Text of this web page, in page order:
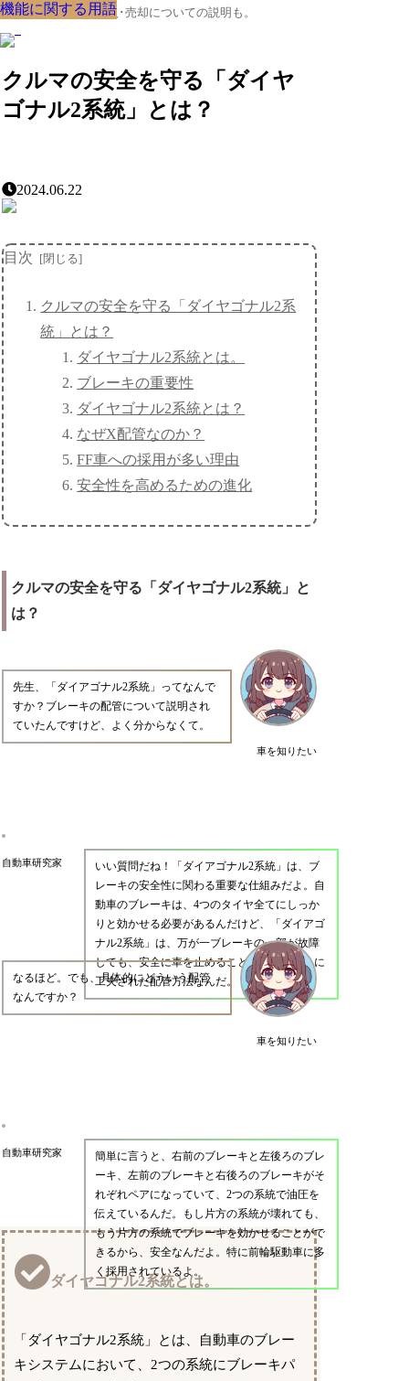
クルマの大辞典、購入･売却についての説明も。
クルマの安全を守る「ダイヤ
ゴナル2系統」とは？
機能に関する用語
2024.06.22
目次
クルマの安全を守る「ダイヤゴナル2系
統」とは？
ダイヤゴナル2系統とは。
ブレーキの重要性
ダイヤゴナル2系統とは？
なぜX配管なのか？
FF車への採用が多い理由
安全性を高めるための進化
クルマの安全を守る「ダイヤゴナル2系統」と
は？
車を知りたい
先生、「ダイアゴナル2系統」ってなんで
すか？ブレーキの配管について説明され
ていたんですけど、よく分からなくて。
自動車研究家
いい質問だね！「ダイアゴナル2系統」は、ブ
レーキの安全性に関わる重要な仕組みだよ。自
動車のブレーキは、4つのタイヤ全てにしっか
りと効かせる必要があるんだけど、「ダイアゴ
ナル2系統」は、万が一ブレーキの一部が故障
しても、安全に車を止めることができるように
工夫された配管方法なんだ。
車を知りたい
なるほど。でも、具体的にどういう配管
なんですか？
自動車研究家
簡単に言うと、右前のブレーキと左後ろのブレ
ーキ、左前のブレーキと右後ろのブレーキがそ
れぞれペアになっていて、2つの系統で油圧を
伝えているんだ。もし片方の系統が壊れても、
もう片方の系統でブレーキを効かせることがで
きるから、安全なんだよ。特に前輪駆動車に多
く採用されているよ。
ダイヤゴナル2系統とは。
「ダイヤゴナル2系統」とは、自動車のブレー
キシステムにおいて、2つの系統にブレーキパ
機能に関する用語
機能に関する用語
機能に関する用語
機能に関する用語
機能に関する用語
機能に関する用語
機能に関する用語
機能に関する用語